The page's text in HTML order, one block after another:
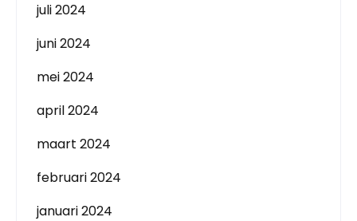
juli 2024
juni 2024
mei 2024
april 2024
maart 2024
februari 2024
januari 2024